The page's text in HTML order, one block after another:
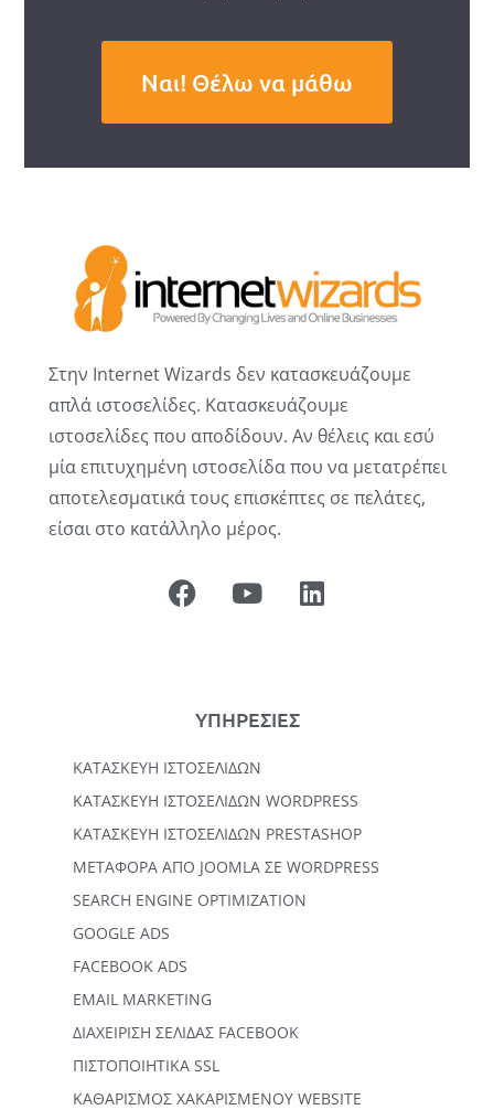
Ναι! Θέλω να μάθω
Στην Internet Wizards δεν κατασκευάζουμε
απλά ιστοσελίδες. Κατασκευάζουμε
ιστοσελίδες που αποδίδουν. Αν θέλεις και εσύ
μία επιτυχημένη ιστοσελίδα που να μετατρέπει
αποτελεσματικά τους επισκέπτες σε πελάτες,
είσαι στο κατάλληλο μέρος.
ΥΠΗΡΕΣΙΕΣ
ΚΑΤΑΣΚΕΥΉ ΙΣΤΟΣΕΛΊΔΩΝ
KΑΤΑΣΚΕΥΉ IΣΤΟΣΕΛΊΔΩΝ WORDPRESS
ΚΑΤΑΣΚΕΥΗ ΙΣΤΟΣΕΛΙΔΩΝ PRESTASHOP
ΜΕΤΑΦΟΡΆ ΑΠΌ JOOMLA ΣΕ WORDPRESS
SEARCH ENGINE OPTIMIZATION
GOOGLE ADS
FACEBOOK ADS
EMAIL MARKETING
ΔΙΑΧΕΙΡΙΣΗ ΣΕΛΙΔΑΣ FACEBOOK
ΠΙΣΤΟΠΟΙΗΤΙΚΑ SSL
ΚΑΘΑΡΙΣΜΟΣ ΧΑΚΑΡΙΣΜΕΝΟΥ WEBSITE